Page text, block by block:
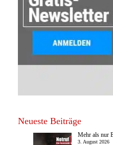
Neueste Beiträge
Mehr als nur
3. August 2026